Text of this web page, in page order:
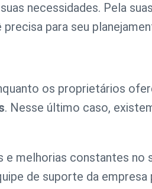
necessidades. Pela
para seu
os proprietários
. Nesse último caso,
e melhorias constantes no
de suporte da empresa